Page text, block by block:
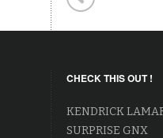
CHECK THIS OUT !
KENDRICK
SURPRISE GNX